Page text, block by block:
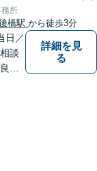
所
橋駅 から徒歩3分
日／
談
か
詳細を見
る